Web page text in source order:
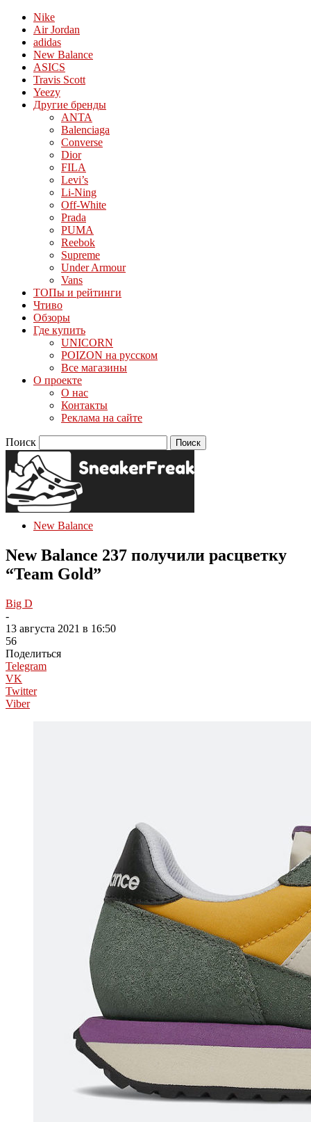
Nike
Air Jordan
adidas
New Balance
ASICS
Travis Scott
Yeezy
Другие бренды
ANTA
Balenciaga
Converse
Dior
FILA
Levi’s
Li-Ning
Off-White
Prada
PUMA
Reebok
Supreme
Under Armour
Vans
ТОПы и рейтинги
Чтиво
Обзоры
Где купить
UNICORN
POIZON на русском
Все магазины
О проекте
О нас
Контакты
Реклама на сайте
Поиск
New Balance
New Balance 237 получили расцветку
“Team Gold”
Big D
-
13 августа 2021 в 16:50
56
Поделиться
Telegram
VK
Twitter
Viber